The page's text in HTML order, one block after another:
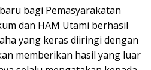
bagi Pemasyarakatan
dan HAM Utami berhasil
yang keras diiringi dengan
memberikan hasil yang luar